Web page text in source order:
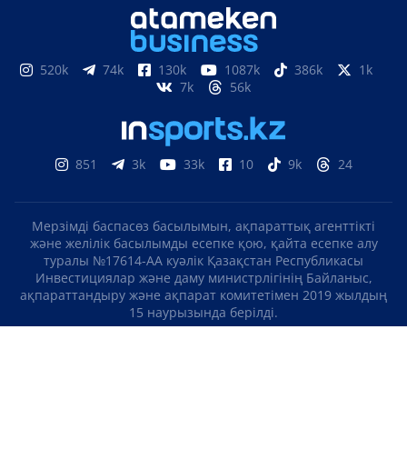
520k 74k 130k 1087k 386k
1k
7k
56k
851 3k 33k 10 9k 24
Мерзімді баспасөз басылымын, ақпараттық агенттікті
және желілік басылымды есепке қою, қайта есепке алу
туралы №17614-АА куәлік Қазақстан Республикасы
Инвестициялар және даму министрлігінің Байланыс,
ақпараттандыру және ақпарат комитетімен 2019 жылдың
15 наурызында берілді.